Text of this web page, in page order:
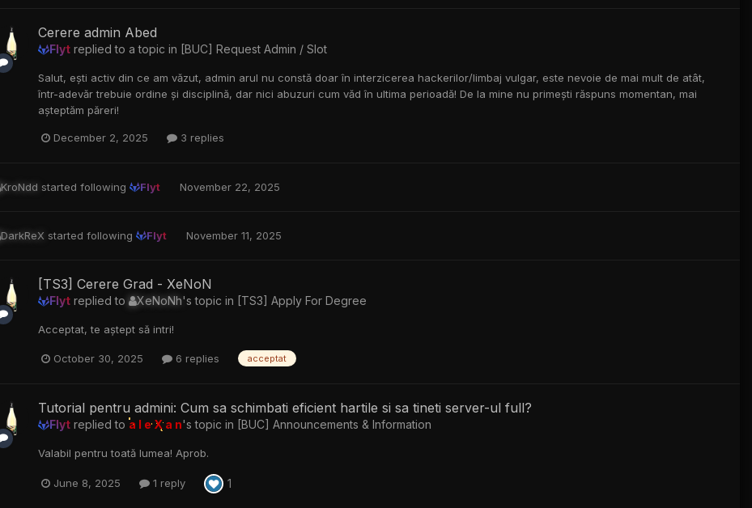
Cerere admin Abed
Flyt replied to a topic in [BUC] Request Admin / Slot
Salut, ești activ din ce am văzut, admin arul nu constă doar în interzicerea hackerilor/limbaj vulgar, este nevoie de mai mult de atât,
într-adevăr trebuie ordine și disciplină, dar nici abuzuri cum văd în ultima perioadă! De la mine nu primești răspuns momentan, mai
așteptăm păreri!
December 2, 2025 3 replies
KroNdd started following Flyt November 22, 2025
DarkReX started following Flyt November 11, 2025
[TS3] Cerere Grad - XeNoN
Flyt replied to XeNoNh's topic in [TS3] Apply For Degree
Acceptat, te aștept să intri!
October 30, 2025 6 replies acceptat
Tutorial pentru admini: Cum sa schimbati eficient hartile si sa tineti server-ul full?
Flyt replied to a l e X a n's topic in [BUC] Announcements & Information
Valabil pentru toată lumea! Aprob.
June 8, 2025 1 reply 1